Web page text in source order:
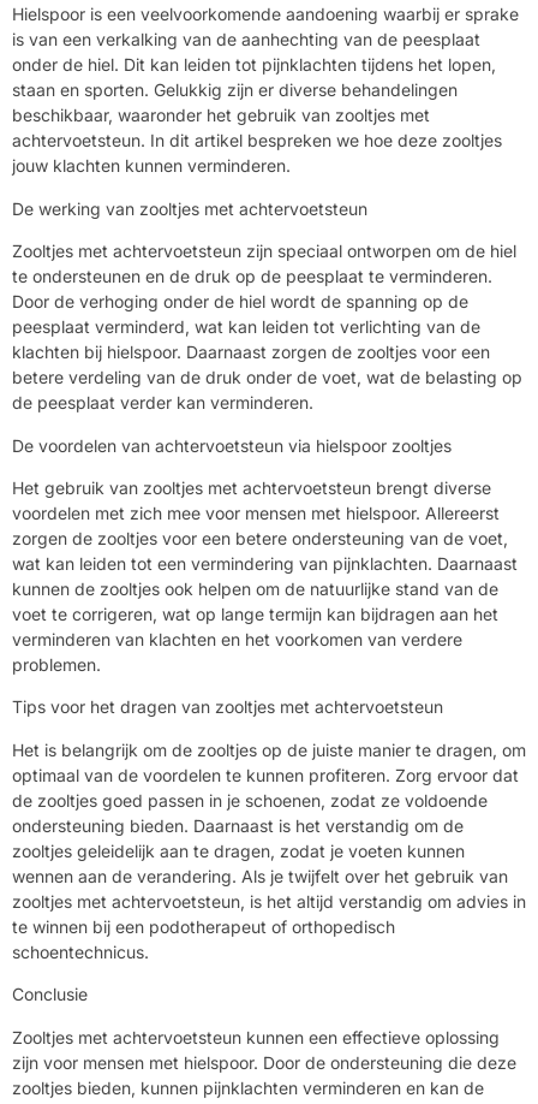
Hielspoor is een veelvoorkomende aandoening waarbij er sprake
is van een verkalking van de aanhechting van de peesplaat
onder de hiel. Dit kan leiden tot pijnklachten tijdens het lopen,
staan en sporten. Gelukkig zijn er diverse behandelingen
beschikbaar, waaronder het gebruik van zooltjes met
achtervoetsteun. In dit artikel bespreken we hoe deze zooltjes
jouw klachten kunnen verminderen.
De werking van zooltjes met achtervoetsteun
Zooltjes met achtervoetsteun zijn speciaal ontworpen om de hiel
te ondersteunen en de druk op de peesplaat te verminderen.
Door de verhoging onder de hiel wordt de spanning op de
peesplaat verminderd, wat kan leiden tot verlichting van de
klachten bij hielspoor. Daarnaast zorgen de zooltjes voor een
betere verdeling van de druk onder de voet, wat de belasting op
de peesplaat verder kan verminderen.
De voordelen van achtervoetsteun via hielspoor zooltjes
Het gebruik van zooltjes met achtervoetsteun brengt diverse
voordelen met zich mee voor mensen met hielspoor. Allereerst
zorgen de zooltjes voor een betere ondersteuning van de voet,
wat kan leiden tot een vermindering van pijnklachten. Daarnaast
kunnen de zooltjes ook helpen om de natuurlijke stand van de
voet te corrigeren, wat op lange termijn kan bijdragen aan het
verminderen van klachten en het voorkomen van verdere
problemen.
Tips voor het dragen van zooltjes met achtervoetsteun
Het is belangrijk om de zooltjes op de juiste manier te dragen, om
optimaal van de voordelen te kunnen profiteren. Zorg ervoor dat
de zooltjes goed passen in je schoenen, zodat ze voldoende
ondersteuning bieden. Daarnaast is het verstandig om de
zooltjes geleidelijk aan te dragen, zodat je voeten kunnen
wennen aan de verandering. Als je twijfelt over het gebruik van
zooltjes met achtervoetsteun, is het altijd verstandig om advies in
te winnen bij een podotherapeut of orthopedisch
schoentechnicus.
Conclusie
Zooltjes met achtervoetsteun kunnen een effectieve oplossing
zijn voor mensen met hielspoor. Door de ondersteuning die deze
zooltjes bieden, kunnen pijnklachten verminderen en kan de